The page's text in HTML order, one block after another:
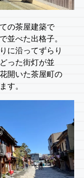
の茶屋建築で
並べた出格子。
に沿ってずらり
った街灯が並
開いた茶屋町の
す。